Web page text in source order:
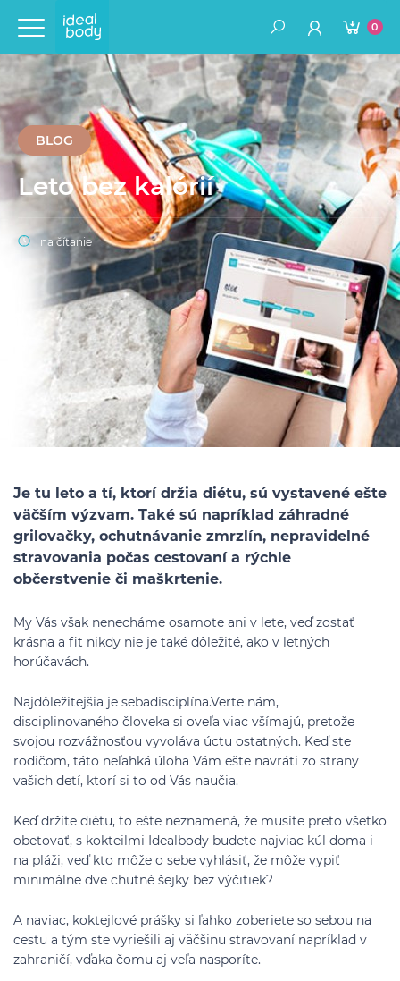
0
BLOG
Leto bez kalórií
na čítanie
Je tu leto a tí, ktorí držia diétu, sú vystavené ešte
väčším výzvam. Také sú napríklad záhradné
grilovačky, ochutnávanie zmrzlín, nepravidelné
stravovania počas cestovaní a rýchle
občerstvenie či maškrtenie.
My Vás však nenecháme osamote ani v lete, veď zostať
krásna a fit nikdy nie je také dôležité, ako v letných
horúčavách.
Najdôležitejšia je sebadisciplína.Verte nám,
disciplinovaného človeka si oveľa viac všímajú, pretože
svojou rozvážnosťou vyvoláva úctu ostatných. Keď ste
rodičom, táto neľahká úloha Vám ešte navráti zo strany
vašich detí, ktorí si to od Vás naučia.
Keď držíte diétu, to ešte neznamená, že musíte preto všetko
obetovať, s kokteilmi Idealbody budete najviac kúl doma i
na pláži, veď kto môže o sebe vyhlásiť, že môže vypiť
minimálne dve chutné šejky bez výčitiek?
A naviac, koktejlové prášky si ľahko zoberiete so sebou na
cestu a tým ste vyriešili aj väčšinu stravovaní napríklad v
zahraničí, vďaka čomu aj veľa nasporíte.